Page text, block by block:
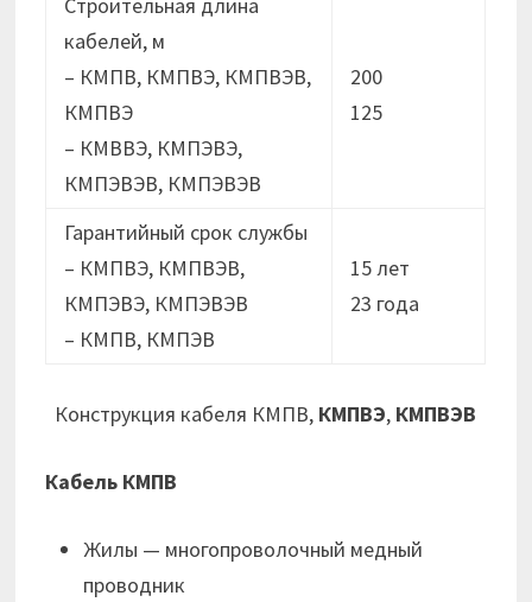
Строительная длина
кабелей, м
– КМПВ, КМПВЭ, КМПВЭВ,
КМПВЭ
– КМВВЭ, КМПЭВЭ,
КМПЭВЭВ, КМПЭВЭВ
200
125
Гарантийный срок службы
– КМПВЭ, КМПВЭВ,
КМПЭВЭ, КМПЭВЭВ
– КМПВ, КМПЭВ
15 лет
23 годa
Конструкция кабеля КМПВ, КМПВЭ, КМПВЭВ
Кабель КМПВ
Жилы — многопроволочный медный
проводник